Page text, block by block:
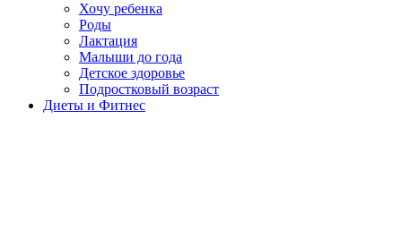
Хочу ребенка
Роды
Лактация
Малыши до года
Детское здоровье
Подростковый возраст
Диеты и Фитнес